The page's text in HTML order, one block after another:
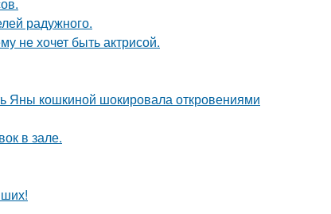
радужного.
не хочет быть актрисой.
Яны кошкиной шокировала откровениями
в зале.